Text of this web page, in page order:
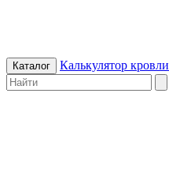
Каталог Калькулятор кровли